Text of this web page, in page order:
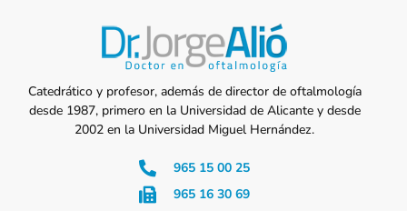
Catedrático y profesor, además de director de oftalmología
desde 1987, primero en la Universidad de Alicante y desde
2002 en la Universidad Miguel Hernández.
965 15 00 25
965 16 30 69